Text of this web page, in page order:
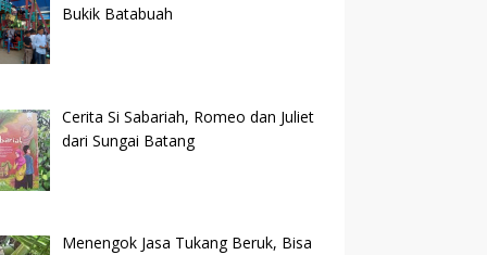
Bukik Batabuah
Cerita Si Sabariah, Romeo dan Juliet
dari Sungai Batang
Menengok Jasa Tukang Beruk, Bisa